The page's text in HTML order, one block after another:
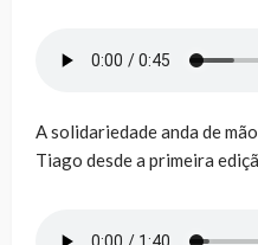
A solidariedade anda de
Tiago desde a primeira